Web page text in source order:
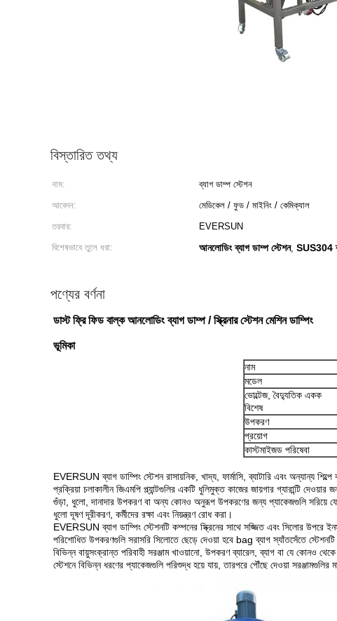
বিস্তারিত তথ্য
নাম: ব্যাগ ডাম্প স্টেশন
আবেদন:
মেডিকেল / ফুড / মাইনিং / কেমিক্যাল
তরবার:
EVERSUN
বিশেষভাবে তুলে ধরা:
আনলোডিং ব্যাগ ডাম্প স্টেশন, SUS304
পণ্যের বর্ণনা
ডাস্ট ফ্রি ফিড বাল্ক আনলোডিং ব্যাগ ডাম্প / স্ক্রিনার স্টেশন মেশিন ডাম্পিং
ভূমিকা
নাম
মডেল
ভোল্টেজ, বৈদ্যুতিক একক
বিশেষ
উপকরণ
প্রয়োগ
কাস্টমাইজড পরিষেবা
EVERSUN ব্যাগ ডাম্পিং স্টেশন রাসায়নিক, খাদ্য, ফার্মাসি, ব্যাটারি এবং অন্যান্য
প্রক্রিয়া চলাকালীন জিএমপি প্ল্যান্টগুলির একটি ধুলিমুক্ত কাজের জায়গার গ্যারান্টি
গুঁড়া, ধুলো, দানাদার উপকরণ বা অন্য কোনও অনুরূপ উপকরণের জন্য প্যাকেজগুলি সরিয়ে
ধুলো দূষণ দূরীকরণ, কর্মীদের রক্ষা এবং নিয়ন্ত্রণ রোধ করা।
EVERSUN ব্যাগ ডাম্পিং স্টেশনটি কম্পনের স্ক্রিনের সাথে সজ্জিত এবং সিলোর উপরে
পরিশোধিত উপকরণগুলি সরাসরি সিলোতে ছেড়ে দেওয়া হবে bag ব্যাগ স্যাঁতসেঁতে স্টেশনটি
বিভিন্ন বায়ুসংক্রান্ত পরিবাহী সরঞ্জাম খাওয়ানো, উপকরণ ব্যারেল, ব্যাগ বা যে কোনও
স্টেশনে বিভিন্ন ধরণের প্যাকেজগুলি পরিশুদ্ধ হয়ে যায়, তারপরে পৌঁছে দেওয়া সরঞ্জামগুলির